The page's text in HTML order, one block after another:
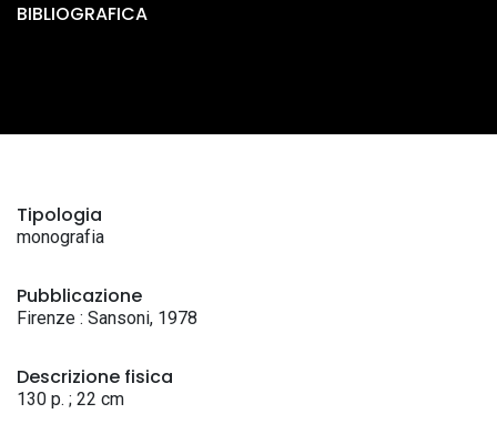
BIBLIOGRAFICA
Tipologia
monografia
Pubblicazione
Firenze : Sansoni, 1978
Descrizione fisica
130 p. ; 22 cm